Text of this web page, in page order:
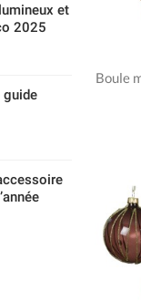
et
2025
guide
Boule